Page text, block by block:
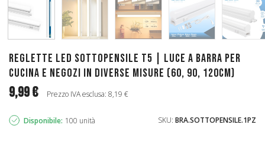
Reglette LED Sottopensile T5 | Luce a Barra per
Cucina e Negozi in diverse misure (60, 90, 120cm)
9,99 € Prezzo IVA esclusa: 8,19 €
Disponibile: 100 unità SKU: BRA.SOTTOPENSILE.1PZ